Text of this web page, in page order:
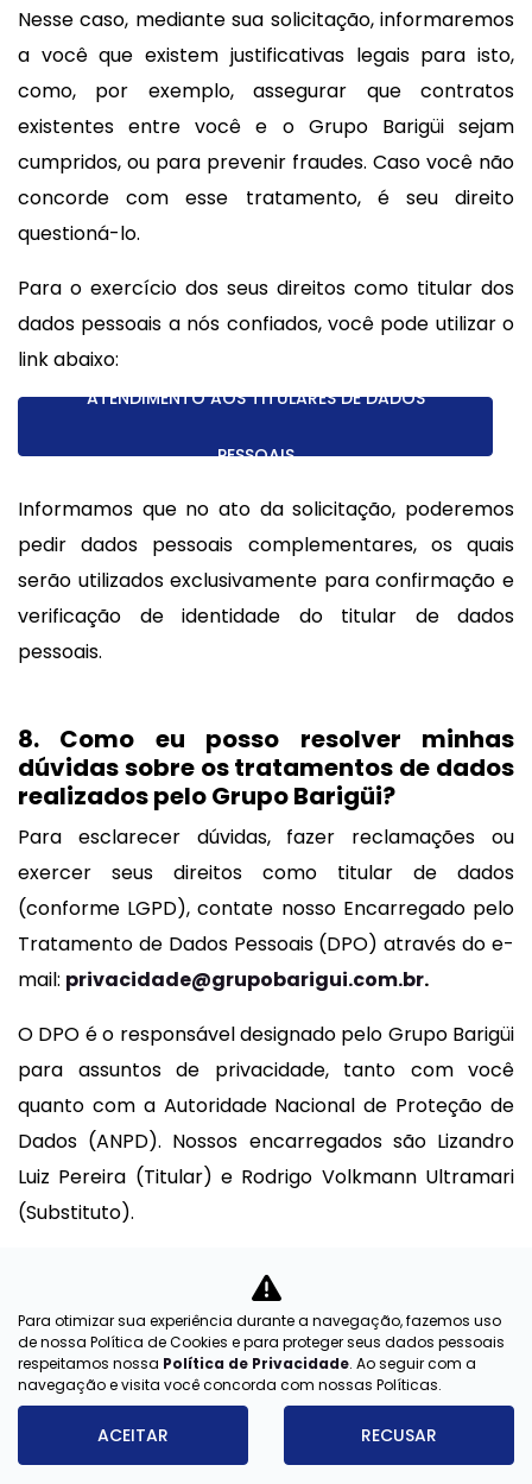
Nesse caso, mediante sua solicitação, informaremos
a você que existem justificativas legais para isto,
como, por exemplo, assegurar que contratos
existentes entre você e o Grupo Barigüi sejam
cumpridos, ou para prevenir fraudes. Caso você não
concorde com esse tratamento, é seu direito
questioná-lo.
Para o exercício dos seus direitos como titular dos
dados pessoais a nós confiados, você pode utilizar o
link abaixo:
ATENDIMENTO AOS TITULARES DE DADOS
PESSOAIS
Informamos que no ato da solicitação, poderemos
pedir dados pessoais complementares, os quais
serão utilizados exclusivamente para confirmação e
verificação de identidade do titular de dados
pessoais.
8. Como eu posso resolver minhas
dúvidas sobre os tratamentos de dados
realizados pelo Grupo Barigüi?
Para esclarecer dúvidas, fazer reclamações ou
exercer seus direitos como titular de dados
(conforme LGPD), contate nosso Encarregado pelo
Tratamento de Dados Pessoais (DPO) através do e-
mail: privacidade@grupobarigui.com.br.
O DPO é o responsável designado pelo Grupo Barigüi
para assuntos de privacidade, tanto com você
quanto com a Autoridade Nacional de Proteção de
Dados (ANPD). Nossos encarregados são Lizandro
Luiz Pereira (Titular) e Rodrigo Volkmann Ultramari
(Substituto).
dados, poderemos solicitar informações para
confirmar sua identidade antes de atender a certas
solicitações.
Vigente desde: FEVEREIRO/2022
Para otimizar sua experiência durante a navegação, fazemos uso
de nossa Política de Cookies e para proteger seus dados pessoais
respeitamos nossa Política de Privacidade. Ao seguir com a
navegação e visita você concorda com nossas Políticas.
ACEITAR RECUSAR